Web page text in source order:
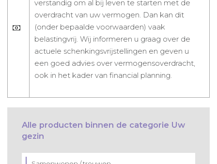
verstandig om al bij leven te starten met de
overdracht van uw vermogen. Dan kan dit
(onder bepaalde voorwaarden) vaak
belastingvrij. Wij informeren u graag over de
actuele schenkingsvrijstellingen en geven u
een goed advies over vermogensoverdracht,
ook in het kader van financial planning.
Alle producten binnen de categorie Uw
gezin